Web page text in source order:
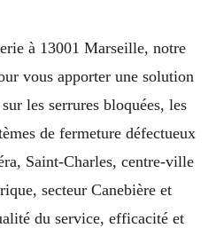
à 13001 Marseille, notre
vous apporter une solution
les serrures bloquées, les
de fermeture défectueux
Saint-Charles, centre-ville
secteur Canebière et
du service, efficacité et